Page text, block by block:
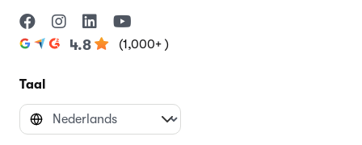
4.8 (1,000+ )
Taal